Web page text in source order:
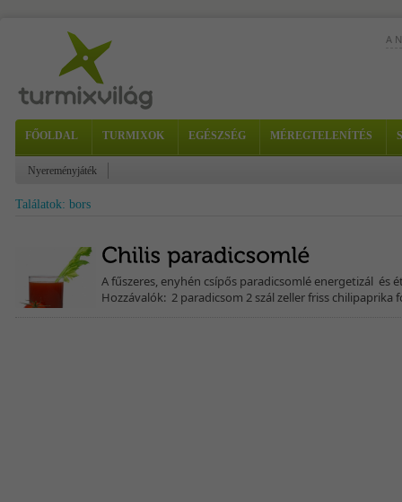
A
FŐOLDAL TURMIXOK EGÉSZSÉG MÉREGTELENÍTÉS
Nyereményjáték
Találatok: bors
A fűszeres, enyhén csípős paradicsomlé energetizál és
Hozzávalók: 2 paradicsom 2 szál zeller friss chilipaprika